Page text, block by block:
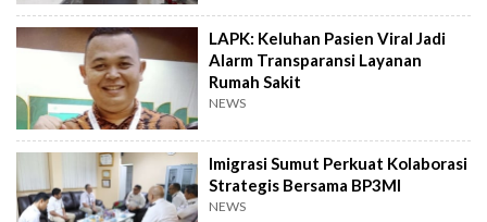
LAPK: Keluhan Pasien Viral Jadi
Alarm Transparansi Layanan
Rumah Sakit
NEWS
Imigrasi Sumut Perkuat Kolaborasi
Strategis Bersama BP3MI
NEWS